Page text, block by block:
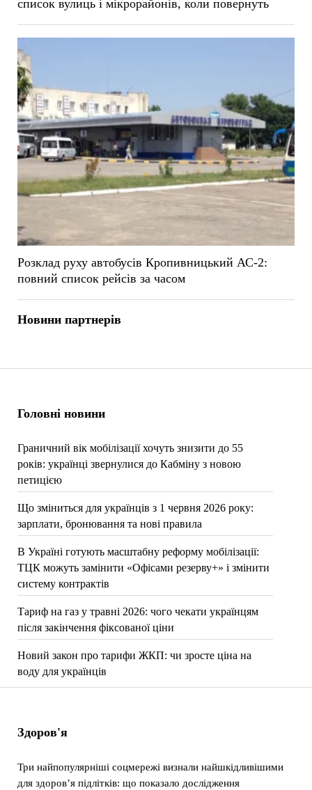
Головні новини
Граничний вік мобілізації хочуть знизити до 55
років: українці звернулися до Кабміну з новою
петицією
Що зміниться для українців з 1 червня 2026 року:
зарплати, бронювання та нові правила
В Україні готують масштабну реформу мобілізації:
ТЦК можуть замінити «Офісами резерву+» і змінити
систему контрактів
Тариф на газ у травні 2026: чого чекати українцям
після закінчення фіксованої ціни
Новий закон про тарифи ЖКП: чи зросте ціна на
воду для українців
список вулиць і мікрорайонів, коли повернуть
Розклад руху автобусів Кропивницький АС-2:
повний список рейсів за часом
Новини партнерів
Здоров'я
Три найпопулярніші соцмережі визнали найшкідливішими
для здоров’я підлітків: що показало дослідження